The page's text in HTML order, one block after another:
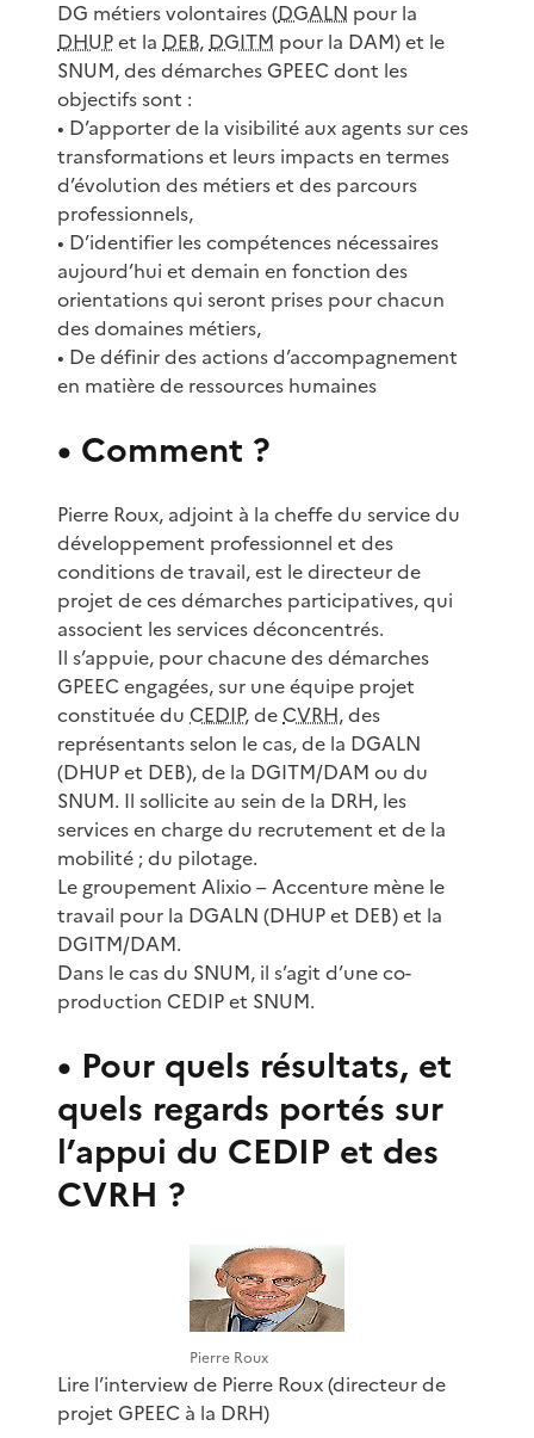
DG métiers volontaires (DGALN pour la
DHUPet la DEB, DGITM pour la DAM) et le
SNUM, des démarches GPEEC dont les
objectifs sont :
• D’apporter de la visibilité aux agents sur ces
transformations et leurs impacts en termes
d’évolution des métiers et des parcours
professionnels,
• D’identifier les compétences nécessaires
aujourd’hui et demain en fonction des
orientations qui seront prises pour chacun
des domaines métiers,
• De définir des actions d’accompagnement
en matière de ressources humaines
• Comment ?
Pierre Roux, adjoint à la cheffe du service du
développement professionnel et des
conditions de travail, est le directeur de
projet de ces démarches participatives, qui
associent les services déconcentrés.
Il s’appuie, pour chacune des démarches
GPEEC engagées, sur une équipe projet
constituée du CEDIP, de CVRH, des
représentants selon le cas, de la DGALN
(DHUP et DEB), de la DGITM/DAM ou du
SNUM. Il sollicite au sein de la DRH, les
services en charge du recrutement et de la
mobilité ; du pilotage.
Le groupement Alixio – Accenture mène le
travail pour la DGALN (DHUP et DEB) et la
DGITM/DAM.
Dans le cas du SNUM, il s’agit d’une co-
production CEDIP et SNUM.
• Pour quels résultats, et
quels regards portés sur
l’appui du CEDIP et des
CVRH ?
Pierre Roux
Lire l’interview de Pierre Roux (directeur de
projet GPEEC à la DRH)